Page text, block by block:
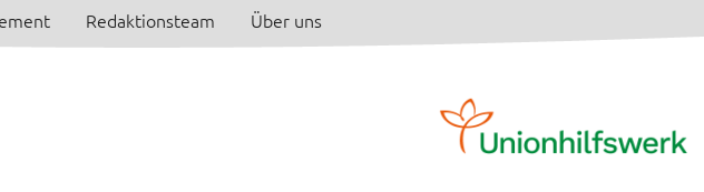
Redaktionsteam Über uns